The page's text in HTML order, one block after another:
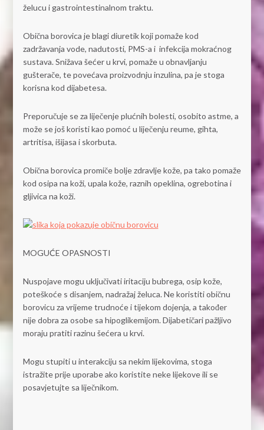
želucu i gastrointestinalnom traktu.
Obična borovica je blagi diuretik koji pomaže kod
zadržavanja vode, nadutosti, PMS-a i infekcija mokraćnog
sustava. Snižava šećer u krvi, pomaže u obnavljanju
gušterače, te povećava proizvodnju inzulina, pa je stoga
korisna kod dijabetesa.
Preporučuje se za liječenje plućnih bolesti, osobito astme, a
može se još koristi kao pomoć u liječenju reume, gihta,
artritisa, išijasa i skorbuta.
Obična borovica promiče bolje zdravlje kože, pa tako pomaže
kod osipa na koži, upala kože, raznih opeklina, ogrebotina i
gljivica na koži.
MOGUĆE OPASNOSTI
Nuspojave mogu uključivati iritaciju bubrega, osip kože,
poteškoće s disanjem, nadražaj želuca. Ne koristiti običnu
borovicu za vrijeme trudnoće i tijekom dojenja, a također
nije dobra za osobe sa hipoglikemijom. Dijabetičari pažljivo
moraju pratiti razinu šećera u krvi.
Mogu stupiti u interakciju sa nekim lijekovima, stoga
istražite prije uporabe ako koristite neke lijekove ili se
posavjetujte sa liječnikom.